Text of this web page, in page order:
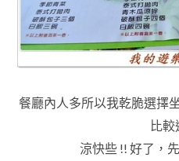
餐廳內人多所以我乾脆選擇
比較
涼快些 !! 好了 ，